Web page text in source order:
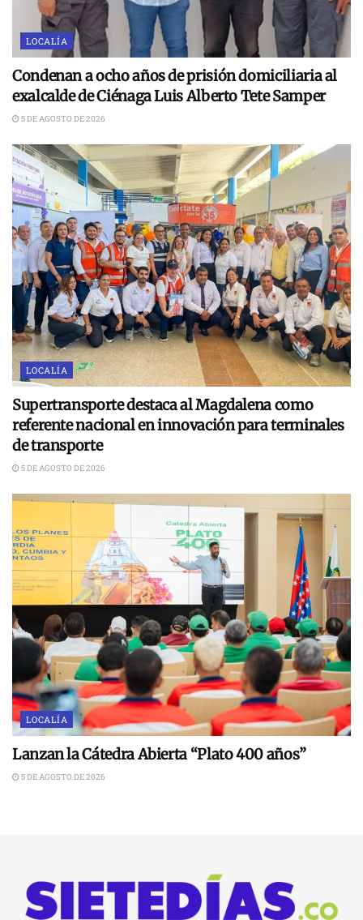
LOCALÍA
Condenan a ocho años de prisión domiciliaria al
exalcalde de Ciénaga Luis Alberto Tete Samper
5 DE AGOSTO DE 2026
LOCALÍA
Supertransporte destaca al Magdalena como
referente nacional en innovación para terminales
de transporte
5 DE AGOSTO DE 2026
LOCALÍA
Lanzan la Cátedra Abierta “Plato 400 años”
5 DE AGOSTO DE 2026